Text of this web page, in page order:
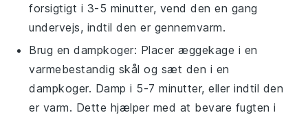
forsigtigt i 3-5 minutter, vend den en gang
undervejs, indtil den er gennemvarm.
Brug en dampkoger: Placeræggekage i en
varmebestandig skål og sæt den i en
dampkoger. Damp i 5-7 minutter, eller indtil den
er varm. Dette hjælper med at bevare fugten i